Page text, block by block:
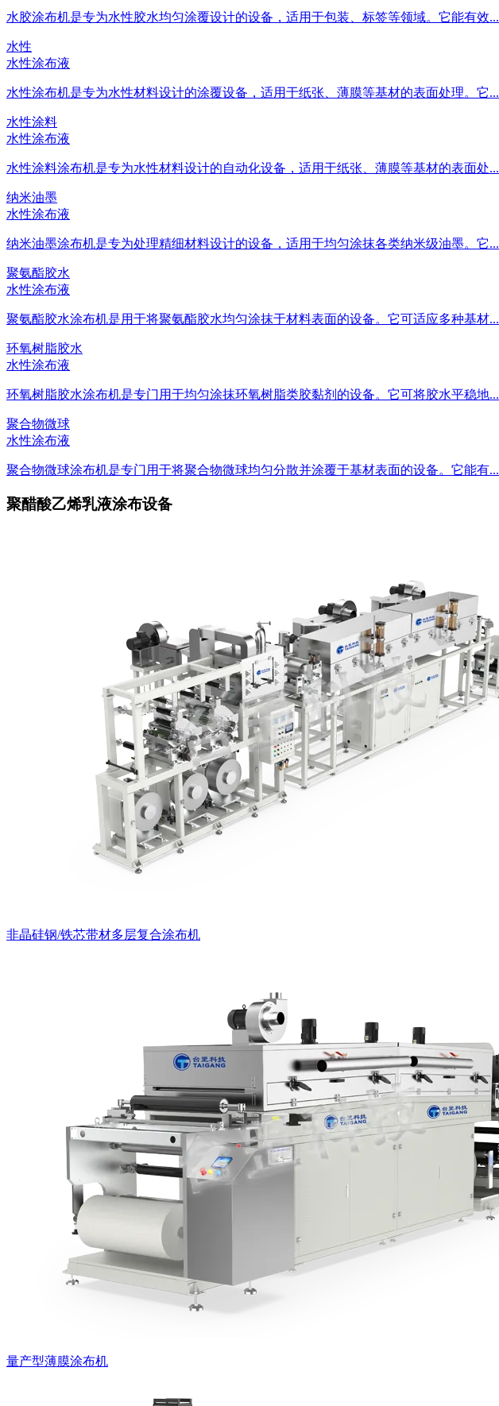
水胶涂布机是专为水性胶水均匀涂覆设计的设备，适用于包装、标签等领域。它能有效...
水性
水性涂布液
水性涂布机是专为水性材料设计的涂覆设备，适用于纸张、薄膜等基材的表面处理。它...
水性涂料
水性涂布液
水性涂料涂布机是专为水性材料设计的自动化设备，适用于纸张、薄膜等基材的表面处...
纳米油墨
水性涂布液
纳米油墨涂布机是专为处理精细材料设计的设备，适用于均匀涂抹各类纳米级油墨。它...
聚氨酯胶水
水性涂布液
聚氨酯胶水涂布机是用于将聚氨酯胶水均匀涂抹于材料表面的设备。它可适应多种基材...
环氧树脂胶水
水性涂布液
环氧树脂胶水涂布机是专门用于均匀涂抹环氧树脂类胶黏剂的设备。它可将胶水平稳地...
聚合物微球
水性涂布液
聚合物微球涂布机是专门用于将聚合物微球均匀分散并涂覆于基材表面的设备。它能有...
聚醋酸乙烯乳液涂布设备
非晶硅钢/铁芯带材多层复合涂布机
量产型薄膜涂布机